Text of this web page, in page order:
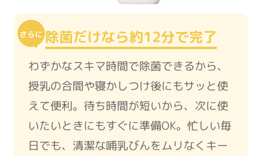
除菌だけなら約12分で完了
わずかなスキマ時間で除菌できるから、
授乳の合間や寝かしつけ後にもサッと使
えて便利。待ち時間が短いから、次に使
いたいときにもすぐに準備OK。忙しい毎
日でも、清潔な哺乳びんをムリなくキー